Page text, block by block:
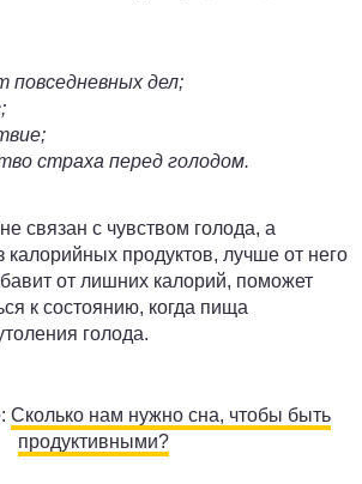
повседневных дел;
страха перед голодом.
связан с чувством голода, а
калорийных продуктов, лучше от него
от лишних калорий, поможет
к состоянию, когда пища
голода.
Сколько нам нужно сна, чтобы быть
продуктивными?